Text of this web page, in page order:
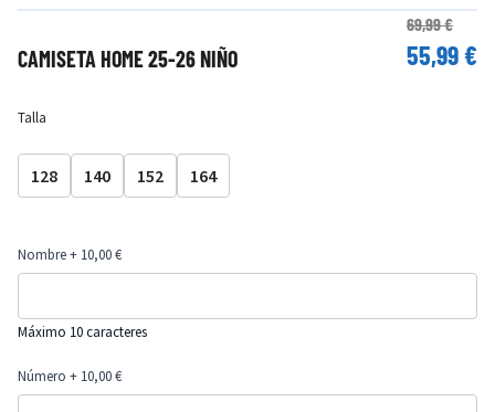
CAMISETA HOME 25-26 NIÑO
69,99 €
55,99 €
Talla
128 140 152 164
Nombre+ 10,00 €
Máximo 10 caracteres
Número + 10,00 €